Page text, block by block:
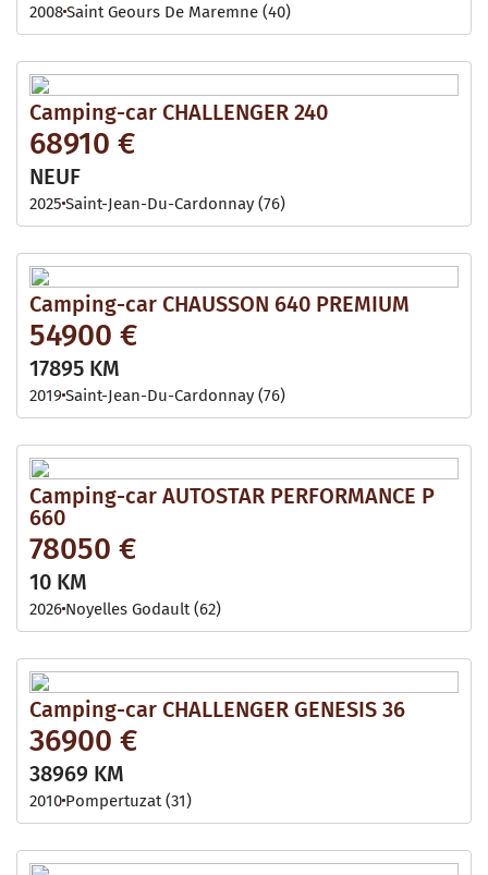
2008Saint Geours De Maremne (40)
Camping-car CHALLENGER 240
68910 €
NEUF
2025 Saint-Jean-Du-Cardonnay (76)
Camping-car CHAUSSON 640 PREMIUM
54900 €
17895 KM
2019 Saint-Jean-Du-Cardonnay (76)
Camping-car AUTOSTAR PERFORMANCE P
660
78050 €
10 KM
2026 Noyelles Godault (62)
Camping-car CHALLENGER GENESIS 36
36900 €
38969 KM
2010 Pompertuzat (31)